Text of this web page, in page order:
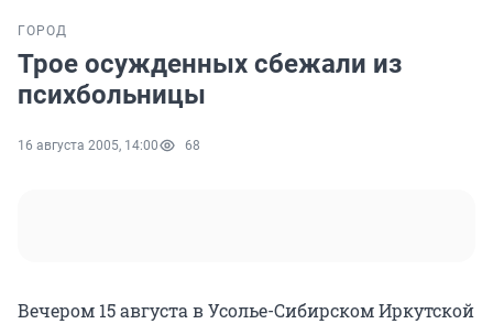
ГОРОД
Трое осужденных сбежали из
психбольницы
16 августа 2005, 14:00 68
Вечером 15 августа в Усолье-Сибирском Иркутской